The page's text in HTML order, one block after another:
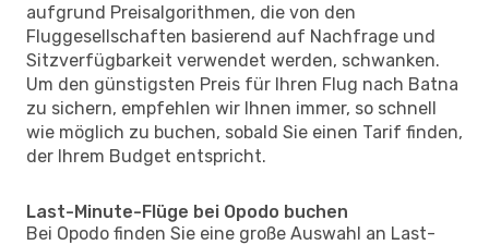
aufgrund Preisalgorithmen, die von den
Fluggesellschaften basierend auf Nachfrage und
Sitzverfügbarkeit verwendet werden, schwanken.
Um den günstigsten Preis für Ihren Flug nach Batna
zu sichern, empfehlen wir Ihnen immer, so schnell
wie möglich zu buchen, sobald Sie einen Tarif finden,
der Ihrem Budget entspricht.
Last-Minute-Flüge bei Opodo buchen
Bei Opodo finden Sie eine große Auswahl an Last-